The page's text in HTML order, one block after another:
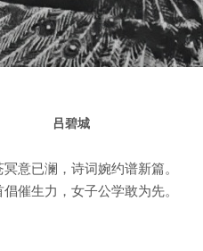
吕碧城
意已澜，诗词婉约谱新篇。
催生力，女子公学敢为先。